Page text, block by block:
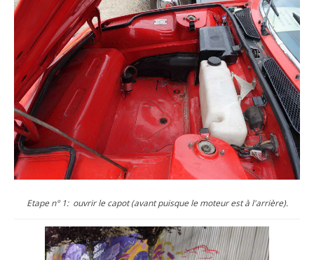
Etape n° 1: ouvrir le capot (avant puisque le moteur est à l'arrière).